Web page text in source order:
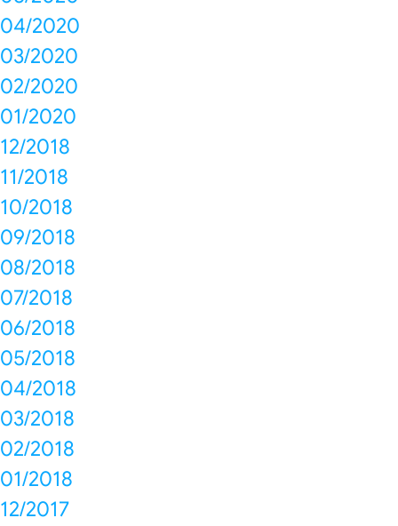
04/2020
03/2020
02/2020
01/2020
12/2018
11/2018
10/2018
09/2018
08/2018
07/2018
06/2018
05/2018
04/2018
03/2018
02/2018
01/2018
12/2017